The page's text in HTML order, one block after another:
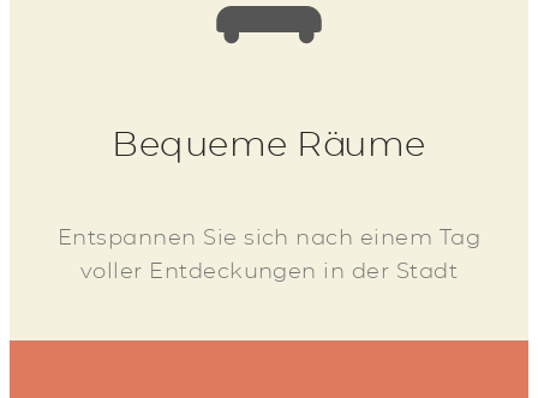
Bequeme Räume
Entspannen Sie sich nach einem Tag
voller Entdeckungen in der Stadt